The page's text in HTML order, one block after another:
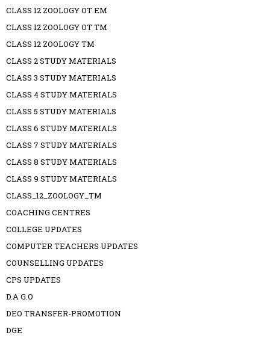
CLASS 12 ZOOLOGY OT EM
CLASS 12 ZOOLOGY OT TM
CLASS 12 ZOOLOGY TM
CLASS 2 STUDY MATERIALS
CLASS 3 STUDY MATERIALS
CLASS 4 STUDY MATERIALS
CLASS 5 STUDY MATERIALS
CLASS 6 STUDY MATERIALS
CLASS 7 STUDY MATERIALS
CLASS 8 STUDY MATERIALS
CLASS 9 STUDY MATERIALS
CLASS_12_ZOOLOGY_TM
COACHING CENTRES
COLLEGE UPDATES
COMPUTER TEACHERS UPDATES
COUNSELLING UPDATES
CPS UPDATES
D.A G.O
DEO TRANSFER-PROMOTION
DGE